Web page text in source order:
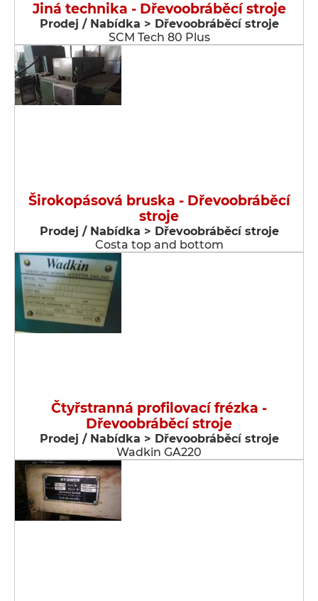
Jiná technika - Dřevoobráběcí stroje
Prodej / Nabídka > Dřevoobráběcí stroje
SCM Tech 80 Plus
Širokopásová bruska - Dřevoobráběcí
stroje
Prodej / Nabídka > Dřevoobráběcí stroje
Costa top and bottom
Čtyřstranná profilovací frézka -
Dřevoobráběcí stroje
Prodej / Nabídka > Dřevoobráběcí stroje
Wadkin GA220